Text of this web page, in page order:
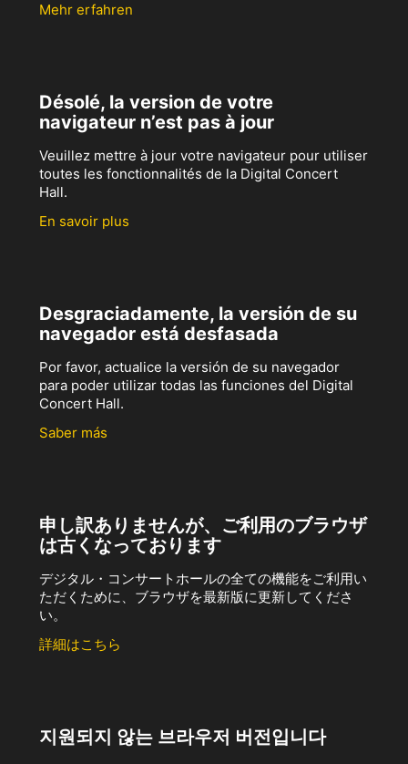
Mehr erfahren
Désolé, la version de votre
navigateur n’est pas à jour
Veuillez mettre à jour votre navigateur pour utiliser
toutes les fonctionnalités de la Digital Concert
Hall.
En savoir plus
Desgraciadamente, la versión de su
navegador está desfasada
Por favor, actualice la versión de su navegador
para poder utilizar todas las funciones del Digital
Concert Hall.
Saber más
申し訳ありませんが、ご利用のブラウザ
は古くなっております
デジタル・コンサートホールの全ての機能をご利用い
ただくために、ブラウザを最新版に更新してくださ
い。
詳細はこちら
지원되지 않는 브라우저 버전입니다